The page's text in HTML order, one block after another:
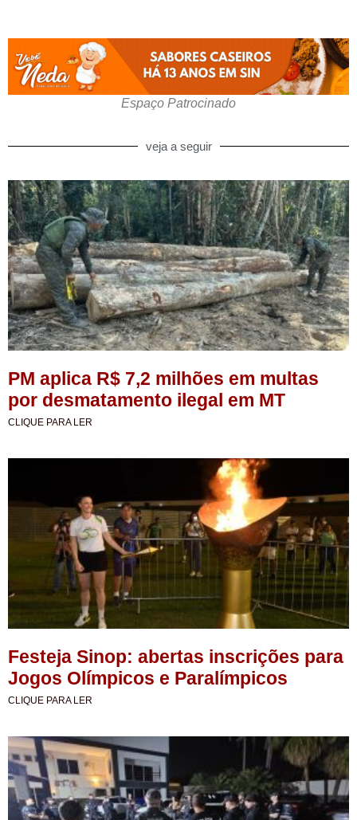
Espaço Patrocinado
veja a seguir
PM aplica R$ 7,2 milhões em multas
por desmatamento ilegal em MT
CLIQUE PARA LER
Festeja Sinop: abertas inscrições para
Jogos Olímpicos e Paralímpicos
CLIQUE PARA LER